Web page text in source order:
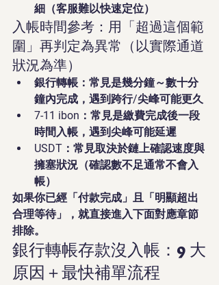
細（客服難以快速定位）
入帳時間參考：用「超過這個範
圍」再判定為異常（以實際通道
狀況為準）
銀行轉帳：常見是幾分鐘～數十分
鐘內完成，遇到跨行/尖峰可能更久
7-11 ibon：常見是繳費完成後一段
時間入帳，遇到尖峰可能延遲
USDT：常見取決於鏈上確認速度與
擁塞狀況（確認數不足通常不會入
帳）
如果你已經「付款完成」且「明顯超出
合理等待」，就直接進入下面對應章節
排除。
銀行轉帳存款沒入帳：9 大
原因＋最快補單流程